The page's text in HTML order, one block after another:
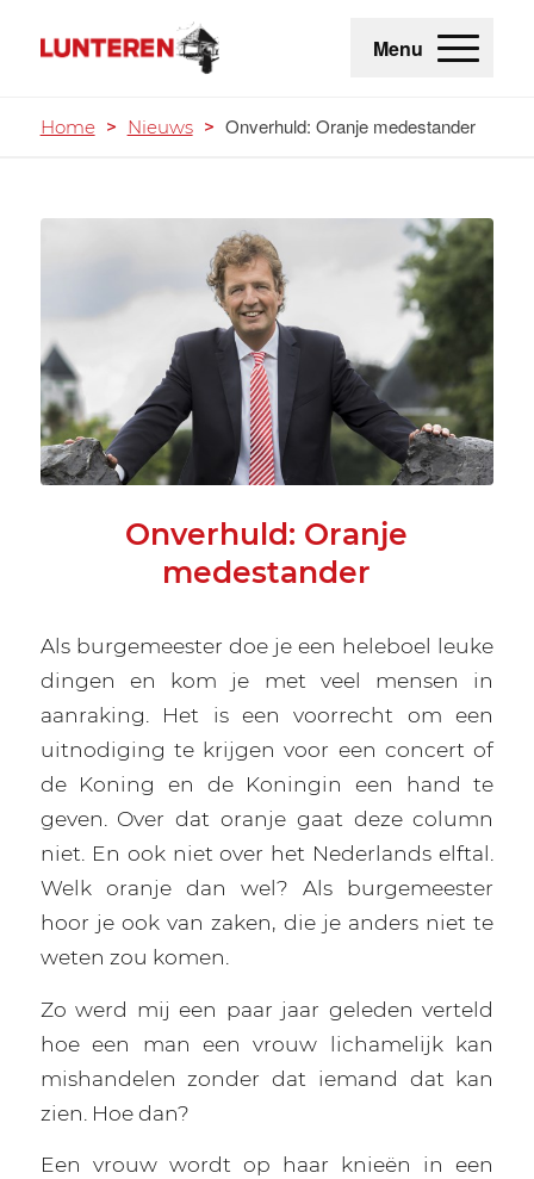
Menu
Home > Nieuws > Onverhuld: Oranje medestander
Onverhuld: Oranje
medestander
Als burgemeester doe je een heleboel leuke
dingen en kom je met veel mensen in
aanraking. Het is een voorrecht om een
uitnodiging te krijgen voor een concert of
de Koning en de Koningin een hand te
geven. Over dat oranje gaat deze column
niet. En ook niet over het Nederlands elftal.
Welk oranje dan wel? Als burgemeester
hoor je ook van zaken, die je anders niet te
weten zou komen.
Zo werd mij een paar jaar geleden verteld
hoe een man een vrouw lichamelijk kan
mishandelen zonder dat iemand dat kan
zien. Hoe dan?
Een vrouw wordt op haar knieën in een